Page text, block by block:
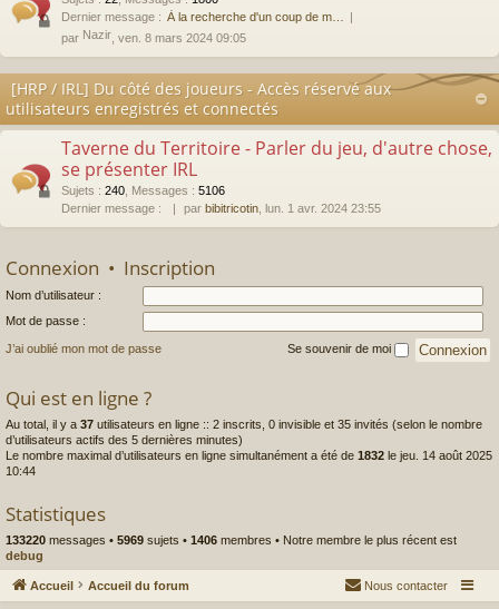
Dernier message : À la recherche d'un coup de m…
par Nazir , ven. 8 mars 2024 09:05
[HRP / IRL] Du côté des joueurs - Accès réservé aux
utilisateurs enregistrés et connectés
Taverne du Territoire - Parler du jeu, d'autre chose,
se présenter IRL
Sujets : 240 Messages : 5106
Dernier message :
par bibitricotin , lun. 1 avr. 2024 23:55
Connexion • Inscription
Nom d’utilisateur :
Mot de passe :
J’ai oublié mon mot de passe Se souvenir de moi
Qui est en ligne ?
Au total, il y a 37 utilisateurs en ligne :: 2 inscrits, 0 invisible et 35 invités (selon le nombre
d’utilisateurs actifs des 5 dernières minutes)
Le nombre maximal d’utilisateurs en ligne simultanément a été de 1832 le jeu. 14 août 2025
10:44
Statistiques
133220 messages • 5969 sujets • 1406 membres • Notre membre le plus récent est
debug
Accueil Accueil du forum Nous contacter